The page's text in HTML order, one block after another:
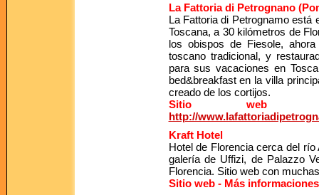
La Fattoria di Petrognano
La Fattoria di Petrognamo
Toscana, a 30 kilómetros de
los obispos de Fiesole,
toscano tradicional, y
para sus vacaciones en
bed&breakfast en la villa
creado de los cortijos.
Sitio web -
http://
Kraft Hotel
Hotel de Florencia cerca del
galería de Uffizi, de Palazzo
Florencia. Sitio web con
Sitio web - Más